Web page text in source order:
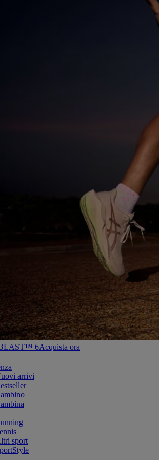
6Acquista ora
arrivi
sport